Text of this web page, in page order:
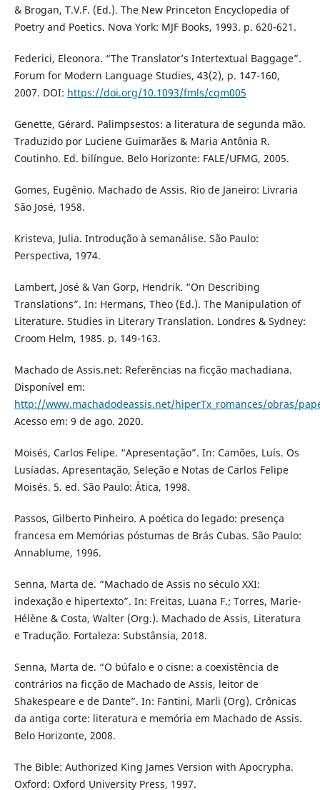
& Brogan, T.V.F. (Ed.). The New Princeton Encyclopedia of
Poetry and Poetics. Nova York: MJF Books, 1993. p. 620-621.
Federici, Eleonora. “The Translator’s Intertextual Baggage”.
Forum for Modern Language Studies, 43(2), p. 147-160,
2007. DOI: https://doi.org/10.1093/fmls/cqm005
Genette, Gérard. Palimpsestos: a literatura de segunda mão.
Traduzido por Luciene Guimarães & Maria Antônia R.
Coutinho. Ed. bilíngue. Belo Horizonte: FALE/UFMG, 2005.
Gomes, Eugênio. Machado de Assis. Rio de Janeiro: Livraria
São José, 1958.
Kristeva, Julia. Introdução à semanálise. São Paulo:
Perspectiva, 1974.
Lambert, José & Van Gorp, Hendrik. “On Describing
Translations”. In: Hermans, Theo (Ed.). The Manipulation of
Literature. Studies in Literary Translation. Londres & Sydney:
Croom Helm, 1985. p. 149-163.
Machado de Assis.net: Referências na ficção machadiana.
Disponível em:
http://www.machadodeassis.net/hiperTx_romances/obras/
Acesso em: 9 de ago. 2020.
Moisés, Carlos Felipe. “Apresentação”. In: Camões, Luís. Os
Lusíadas. Apresentação, Seleção e Notas de Carlos Felipe
Moisés. 5. ed. São Paulo: Ática, 1998.
Passos, Gilberto Pinheiro. A poética do legado: presença
francesa em Memórias póstumas de Brás Cubas. São Paulo:
Annablume, 1996.
Senna, Marta de. “Machado de Assis no século XXI:
indexação e hipertexto”. In: Freitas, Luana F.; Torres, Marie-
Hélène & Costa, Walter (Org.). Machado de Assis, Literatura
e Tradução. Fortaleza: Substânsia, 2018.
Senna, Marta de. “O búfalo e o cisne: a coexistência de
contrários na ficção de Machado de Assis, leitor de
Shakespeare e de Dante”. In: Fantini, Marli (Org). Crônicas
da antiga corte: literatura e memória em Machado de Assis.
Belo Horizonte, 2008.
The Bible: Authorized King James Version with Apocrypha.
Oxford: Oxford University Press, 1997.